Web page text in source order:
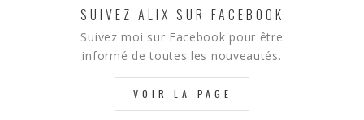
SUIVEZ ALIX SUR FACEBOOK
Suivez moi sur Facebook pour être
informé de toutes les nouveautés.
VOIR LA PAGE